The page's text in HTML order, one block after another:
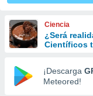
las
y
forma
digital
basada
Ciencia
¿Será
Científicos
¡Descarga
Meteored!